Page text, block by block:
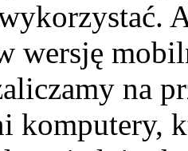
wersję
na
komputery,